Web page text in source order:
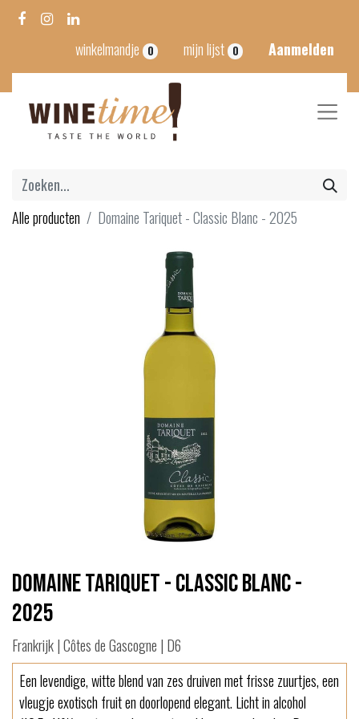
winkelmandje 0 mijn lijst 0 Aanmelden
Alle producten Domaine Tariquet - Classic Blanc - 2025
Domaine Tariquet - Classic Blanc -
2025
Frankrijk | Côtes de Gascogne | D6
Een levendige, witte blend van zes druiven met frisse zuurtjes, een
vleugje exotisch fruit en doorlopend elegant. Licht in alcohol